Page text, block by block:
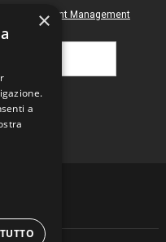
Document Management
×
a